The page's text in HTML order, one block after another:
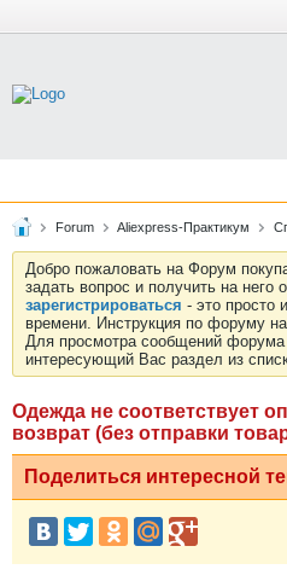
Forum Aliexpress-Практикум
Добро пожаловать на Форум
задать вопрос и получить на него
зарегистрироваться - это просто
времени. Инструкция по форуму
Для просмотра сообщений форума
интересующий Вас раздел из
Одежда не соответствует
возврат (без отправки
Поделиться интересной